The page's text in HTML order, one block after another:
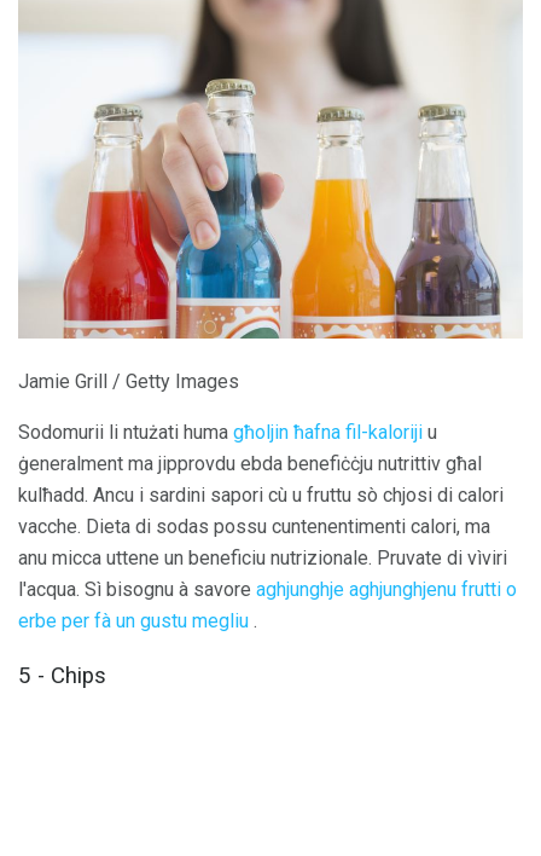
Jamie Grill / Getty Images
Sodomurii li ntużati huma għoljin ħafna fil-kaloriji u
ġeneralment ma jipprovdu ebda benefiċċju nutrittiv għal
kulħadd. Ancu i sardini sapori cù u fruttu sò chjosi di calori
vacche. Dieta di sodas possu cuntenentimenti calori, ma
anu micca uttene un beneficiu nutrizionale. Pruvate di vìviri
l'acqua. Sì bisognu à savore aghjunghje aghjunghjenu frutti o
erbe per fà un gustu megliu .
5 - Chips